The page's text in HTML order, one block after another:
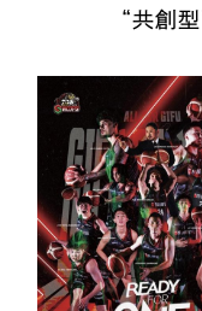
“共創型